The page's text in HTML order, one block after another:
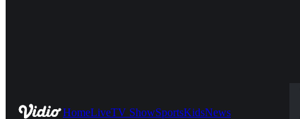
HomeLiveTV ShowSportsKidsNews